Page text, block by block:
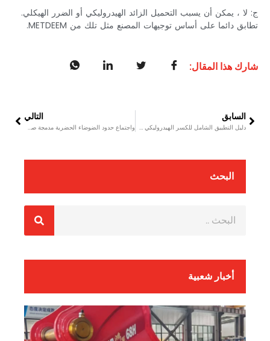
ج: لا ، يمكن أن يسبب التحميل الزائد الهيدروليكي أو الضرر الهيكلي.
تطابق دائما على أساس توجيهات المصنع مثل تلك من METDEEM.
شارك هذا المقال:
السابق
دليل التطبيق الشامل للكسر الهيدروليكي METDEEM حلول عالية الكفاءة للسيناريوهات المختلفة
التالي
واجتماع حدود الضوضاء الحضرية مدمجة صمام الهيدروليكية كاسحات للبناء الحديث
البحث
أخبار شعبية